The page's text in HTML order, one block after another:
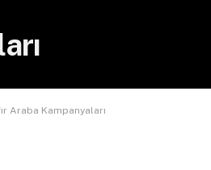
Araba Kampanyaları